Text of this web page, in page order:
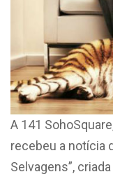
A 141
recebeu a notícia
Selvagens”,